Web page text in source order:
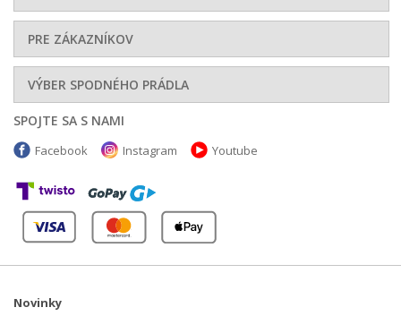
PRE ZÁKAZNÍKOV
VÝBER SPODNÉHO PRÁDLA
SPOJTE SA S NAMI
Facebook Instagram Youtube
Novinky